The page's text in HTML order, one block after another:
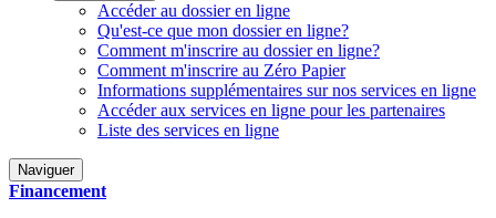
Accéder au dossier en ligne
Qu'est-ce que mon dossier en ligne?
Comment m'inscrire au dossier en ligne?
Comment m'inscrire au Zéro Papier
Informations supplémentaires sur nos services en ligne
Accéder aux services en ligne pour les partenaires
Liste des services en ligne
Naviguer
Financement